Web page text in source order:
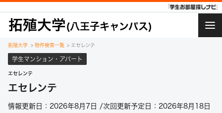
拓殖大学(八王子キャンパス)
HOMEchevron_right
学生マ
生寮
拓殖大学 > 物件検索一覧 > エセレンテ
学生マンション・アパート
エセレンテ
エセレンテ
情報更新日：2026年8月7日 /次回更新予定日：2026年8月18日